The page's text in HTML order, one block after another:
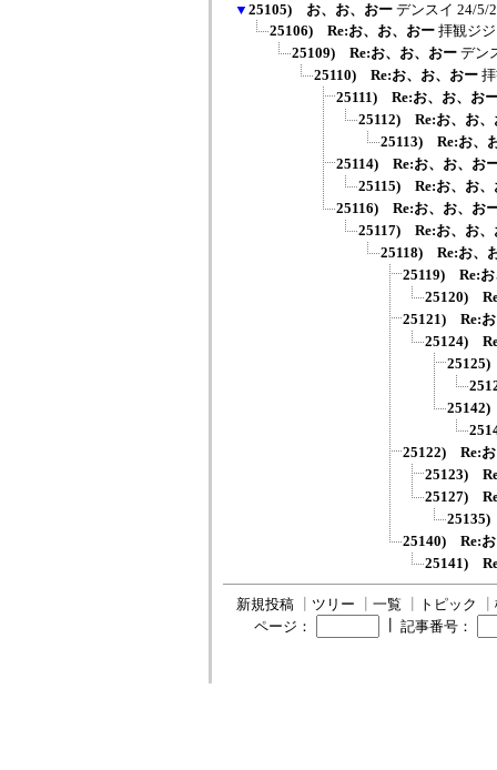
▼ 25105) お、お、おー デンスイ 24/5/
25106) Re:お、お、おー 拝観ジ
25109) Re:お、お、おー デン
25110) Re:お、お、おー
25111) Re:お、お、お
25112) Re:お、お、
25113) Re:お、
25114) Re:お、お、お
25115) Re:お、お、
25116) Re:お、お、お
25117) Re:お、お、
25118) Re:お、
25119) Re:お
25120)
25121) Re:お
25124)
25122) Re:お
25123)
25127)
25140) Re:お
25141)
新規投稿 ツリー 一覧 トピック
ページ：
記事番号：